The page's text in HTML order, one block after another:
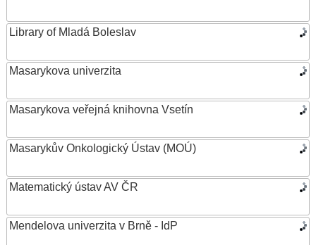
Library of Mladá Boleslav
Masarykova univerzita
Masarykova veřejná knihovna Vsetín
Masarykův Onkologický Ústav (MOÚ)
Matematický ústav AV ČR
Mendelova univerzita v Brně - IdP